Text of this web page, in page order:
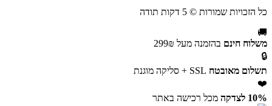
כל הזכויות שמורות © 5 דקות תודה
🚚
משלוח חינם בהזמנה מעל 299₪
🔒
תשלום מאובטח SSL + סליקה מוגנת
❤️
10% לצדקה
מכל רכישה באתר